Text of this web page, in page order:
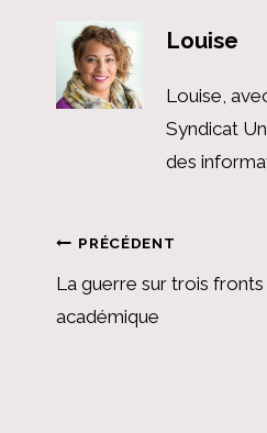
Louise
Louise,
Syndicat
des
de
PRÉCÉDENT
La guerre sur trois
académique